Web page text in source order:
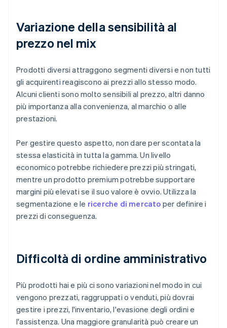
Variazione della sensibilità al
prezzo nel mix
Prodotti diversi attraggono segmenti diversi e non tutti
gli acquirenti reagiscono ai prezzi allo stesso modo.
Alcuni clienti sono molto sensibili al prezzo, altri danno
più importanza alla convenienza, al marchio o alle
prestazioni.
Per gestire questo aspetto, non dare per scontata la
stessa elasticità in tutta la gamma. Un livello
economico potrebbe richiedere prezzi più stringati,
mentre un prodotto premium potrebbe supportare
margini più elevati se il suo valore è ovvio. Utilizza la
segmentazione e le ricerche di mercato per definire i
prezzi di conseguenza.
Difficoltà di ordine amministrativo
Più prodotti hai e più ci sono variazioni nel modo in cui
vengono prezzati, raggruppati o venduti, più dovrai
gestire i prezzi, l'inventario, l'evasione degli ordini e
l'assistenza. Una maggiore granularità può creare un